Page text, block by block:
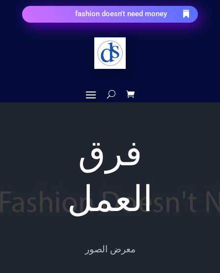

fashion doesn't need money
فرق
العمل
معرض الصور